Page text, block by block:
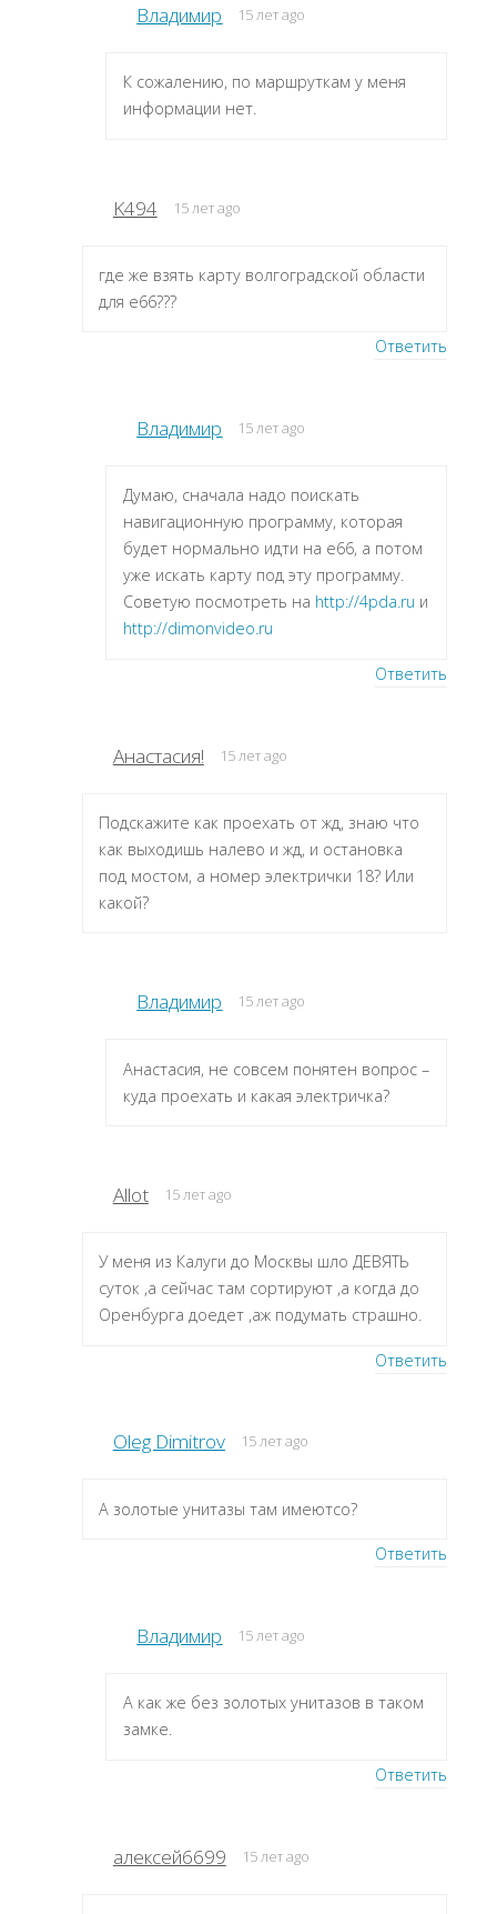
Владимир 15 лет ago
К сожалению, по маршруткам у меня
информации нет.
K494 15 лет ago
где же взять карту волгоградской области
для е66???
Ответить
Владимир 15 лет ago
Думаю, сначала надо поискать
навигационную программу, которая
будет нормально идти на e66, а потом
уже искать карту под эту программу.
Советую посмотреть на http://4pda.ru и
http://dimonvideo.ru
Ответить
Анастасия! 15 лет ago
Подскажите как проехать от жд, знаю что
как выходишь налево и жд, и остановка
под мостом, а номер электрички 18? Или
какой?
Владимир 15 лет ago
Анастасия, не совсем понятен вопрос –
куда проехать и какая электричка?
Allot 15 лет ago
У меня из Калуги до Москвы шло ДЕВЯТЬ
суток ,а сейчас там сортируют ,а когда до
Оренбурга доедет ,аж подумать страшно.
Ответить
Oleg Dimitrov 15 лет ago
А золотые унитазы там имеютсо?
Ответить
Владимир 15 лет ago
А как же без золотых унитазов в таком
замке.
Ответить
алексей6699 15 лет ago